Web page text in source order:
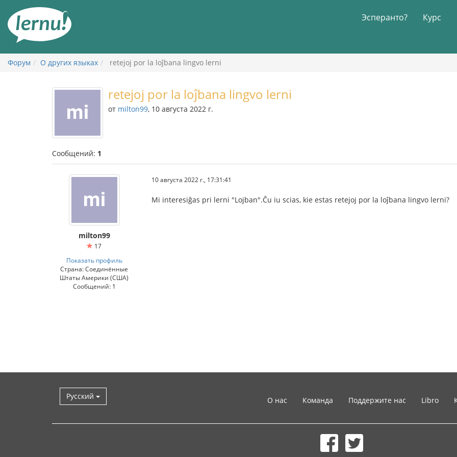
содержанию
Эсперанто? Курс
Форум О других языках retejoj por la loĵbana lingvo lerni
retejoj por la loĵbana lingvo lerni
от milton99, 10 августа 2022 г.
Сообщений: 1
milton99
17
Показать профиль
Страна: Соединённые
Штаты Америки (США)
Сообщений: 1
10 августа 2022 г., 17:31:41
Mi interesiĝas pri lerni "Lojban".Ĉu iu scias, kie estas retejoj por la loĵbana lingvo lerni?
Русский О нас Команда Поддержите нас Libro